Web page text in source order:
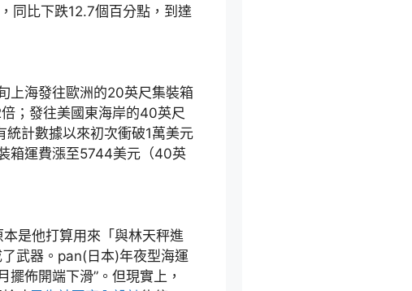
同比下跌12.7個百分點，到達
海發往歐洲的20英尺集裝箱
；發往美國東海岸的40英尺
計數據以來初次衝破1萬美元
箱運費漲至5744美元（40英
是他打算用來「與林天秤進
武器。pan(日本)年夜型海運
佈開端下滑”。但現實上，